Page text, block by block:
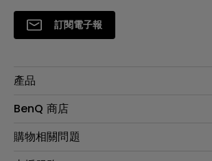
訂閱電子報
產品
大型液晶
投影機
BenQ 商店
最新產品與活動
購物相關問題